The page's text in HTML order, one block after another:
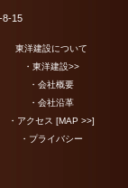
15
東洋建設について
・東洋建設>>
・会社概要
・会社沿革
・アクセス [MAP >>]
・プライバシー